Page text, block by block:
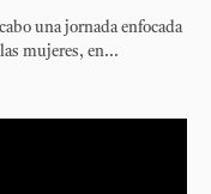
una jornada enfocada
mujeres, en...